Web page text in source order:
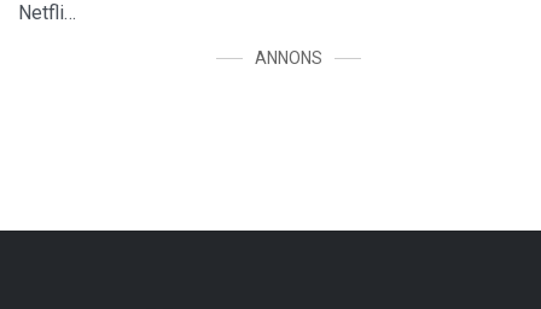
Netfli…
ANNONS